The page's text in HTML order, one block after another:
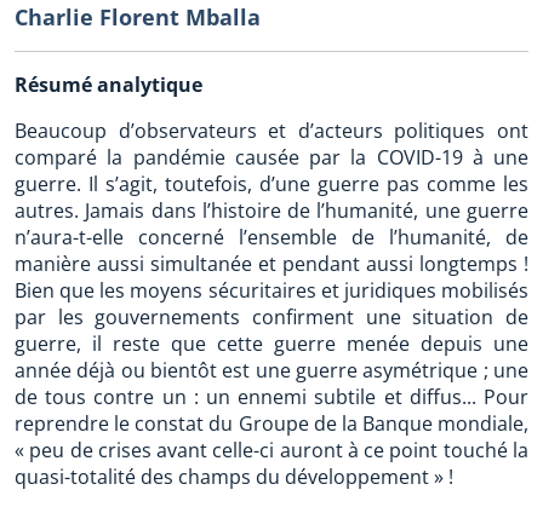
Charlie Florent Mballa
Résumé analytique
Beaucoup d’observateurs et d’acteurs politiques ont
comparé la pandémie causée par la COVID-19 à une
guerre. Il s’agit, toutefois, d’une guerre pas comme les
autres. Jamais dans l’histoire de l’humanité, une guerre
n’aura-t-elle concerné l’ensemble de l’humanité, de
manière aussi simultanée et pendant aussi longtemps !
Bien que les moyens sécuritaires et juridiques mobilisés
par les gouvernements confirment une situation de
guerre, il reste que cette guerre menée depuis une
année déjà ou bientôt est une guerre asymétrique ; une
de tous contre un : un ennemi subtile et diffus... Pour
reprendre le constat du Groupe de la Banque mondiale,
« peu de crises avant celle-ci auront à ce point touché la
quasi-totalité des champs du développement » !